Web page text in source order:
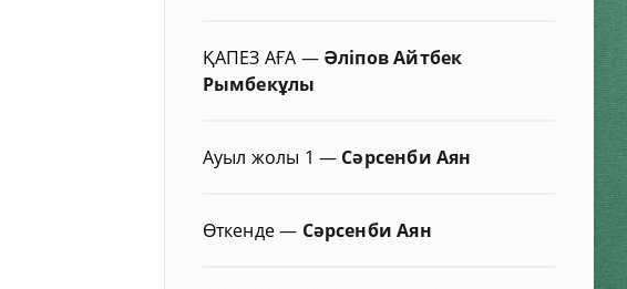
ҚАПЕЗ АҒА — Әліпов Айтбек
Рымбекұлы
Ауыл жолы 1 — Сәрсенби Аян
Өткенде— Сәрсенби Аян